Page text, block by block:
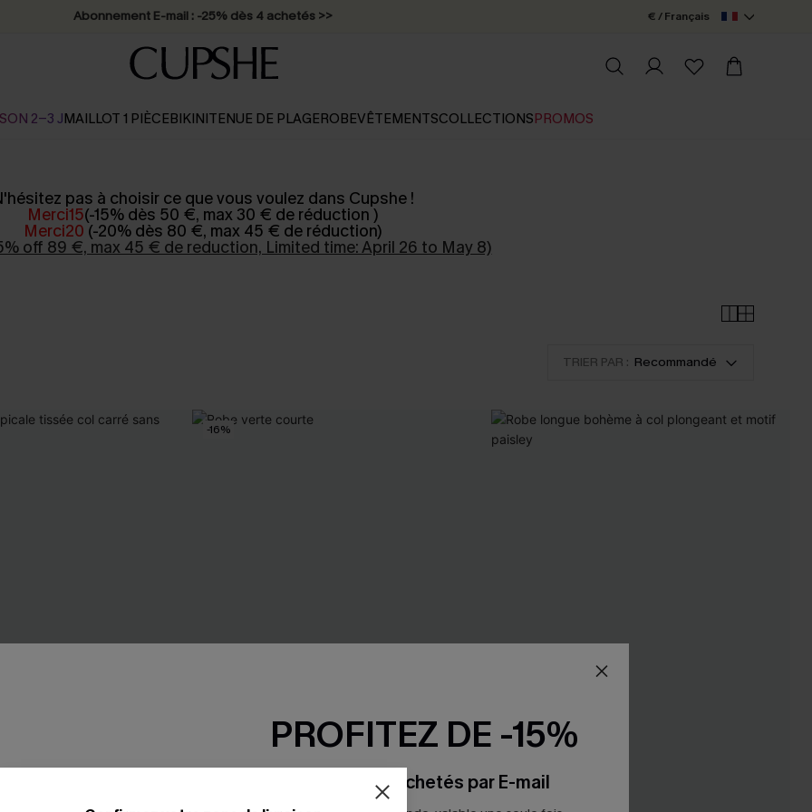
Abonnement E-mail : -25% dès 4 achetés >> € / Français
2-3 JMAILLOT 1 PIÈCEBIKINITENUE DE PLAGEROBEVÊTEMENTSCOLLECTIONSPROMOS
pas à choisir ce que vous voulez dans Cupshe !
Merci15(-15% dès 50 €, max 30 € de réduction )
Merci20 (-20% dès 80 €, max 45 € de réduction)
off 89 €, max 45 € de reduction, Limited time: April 26 to May 8)
TRIER PAR : Recommandé
-16%
PROFITEZ DE -15%
-15% dès 2 Achetés par E-mail